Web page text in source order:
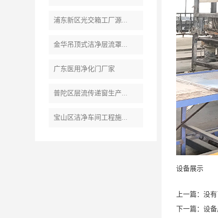
设备展示
上一篇：没
下一篇： 设
浦东新区光交箱工厂源...
金华吊顶式洁净层流罩...
广东医用净化门厂家
普陀区层流传递窗生产...
宝山区洁净车间工程施...